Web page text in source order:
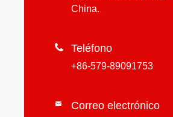
China.
 Teléfono
+86-579-89091753
 Correo electrónico